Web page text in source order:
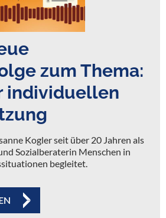
zum Thema:
individuellen
Kogler seit über 20 Jahren als
Sozialberaterin Menschen in
begleitet.